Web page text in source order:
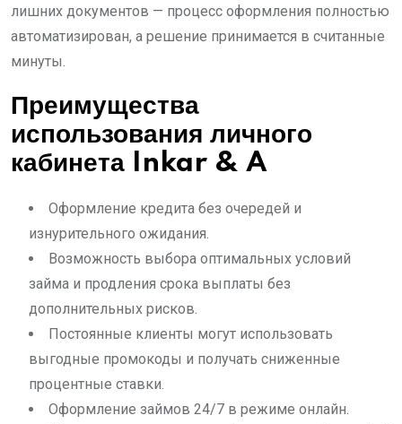
лишних документов — процесс оформления полностью
автоматизирован, а решение принимается в считанные
минуты.
Преимущества
использования личного
кабинета Inkar & A
Оформление кредита без очередей и
изнурительного ожидания.
Возможность выбора оптимальных условий
займа и продления срока выплаты без
дополнительных рисков.
Постоянные клиенты могут использовать
выгодные промокоды и получать сниженные
процентные ставки.
Оформление займов 24/7 в режиме онлайн.